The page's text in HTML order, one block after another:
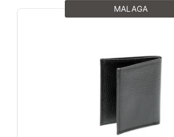
MALAGA